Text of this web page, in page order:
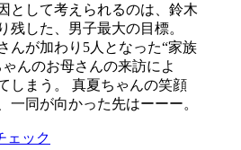
として考えられるのは、鈴木
残した、男子最大の目標。
んが加わり5人となった“家族
んのお母さんの来訪によ
しまう。 真夏ちゃんの笑顔
一同が向かった先はーーー。
ェック